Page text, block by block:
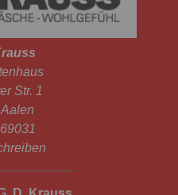
Str. 1